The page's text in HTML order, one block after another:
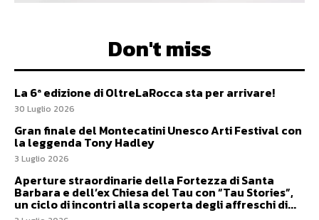
Don't miss
La 6ª edizione di OltreLaRocca sta per arrivare!
30 Luglio 2026
Gran finale del Montecatini Unesco Arti Festival con
la leggenda Tony Hadley
3 Luglio 2026
Aperture straordinarie della Fortezza di Santa
Barbara e dell’ex Chiesa del Tau con “Tau Stories”,
un ciclo di incontri alla scoperta degli affreschi di...